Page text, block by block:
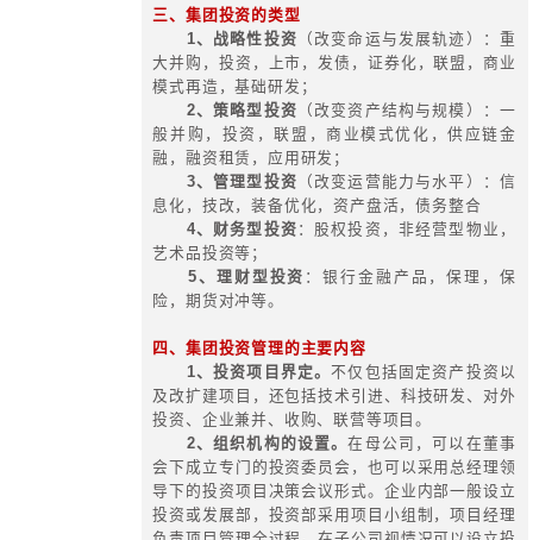
2、制定融资政策与决策制度；
3、规划资本结构；
4、选择融资渠道与融资方式；
5、监控融资过程并提供必要的帮
6、考察融资及运用效果，并合
划。
四、集团外部融资模式
1、打造融资平台式
2、私募投资基金式
3、海外融资拓展式
4、集团业务协同式
5、大型银行贷款式
6、合作开发融资式
7、母公司融资支持式
8、集团军作战式
9、债务滚动式
10、金融机构合作式